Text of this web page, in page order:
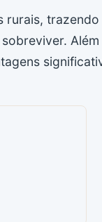
rurais, trazendo
Além